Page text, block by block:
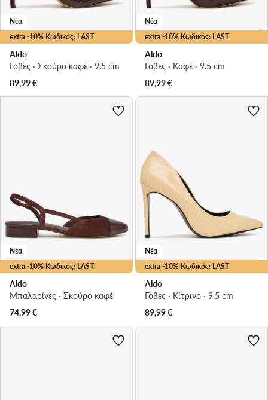
extra -10% Κωδικός: LAST
Νέα
Aldo
Γόβες · Σκούρο καφέ · 9.5 cm
89,99€
extra -10% Κωδικός: LAST
Νέα
Aldo
Γόβες · Καφέ · 9.5 cm
89,99€
extra -10% Κωδικός: LAST
Νέα
Aldo
Μπαλαρίνες · Σκούρο καφέ
74,99€
extra -10% Κωδικός: LAST
Νέα
Aldo
Γόβες · Κίτρινο · 9.5 cm
89,99€